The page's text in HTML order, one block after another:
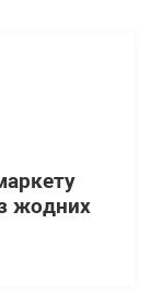
жодних